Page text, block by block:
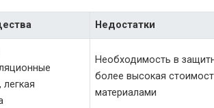
Недостатки
легкая
Необходимость в
более высокая
материалами